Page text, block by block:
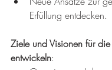
Erfüllung entdecken.
Ziele und Visionen für
entwickeln: